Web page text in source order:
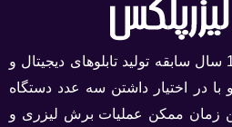
فروشگاه لیزر پلکس با 10 سال سابقه تولید تابلوهای دیجیتال و
در اختیار داشتن سه عدد دستگاه
زمان ممکن عملیات برش لیزری و